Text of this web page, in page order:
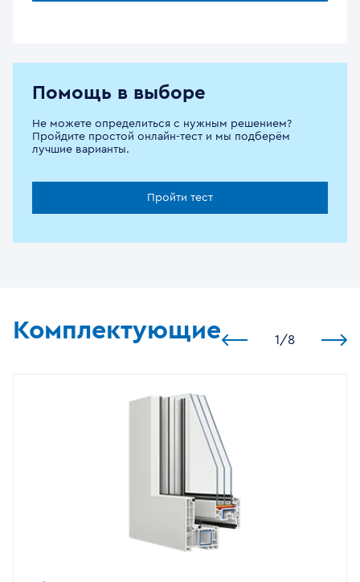
Помощь в выборе
Не можете определиться с нужным решением?
Пройдите простой онлайн-тест и мы подберём
лучшие варианты.
Пройти тест
Комплектующие 1 /8